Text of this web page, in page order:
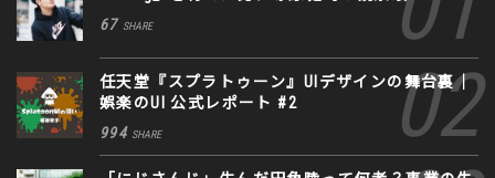
67 SHARE
任天堂『スプラトゥーン』UIデザインの舞台裏｜
娯楽のUI 公式レポート #2
994 SHARE